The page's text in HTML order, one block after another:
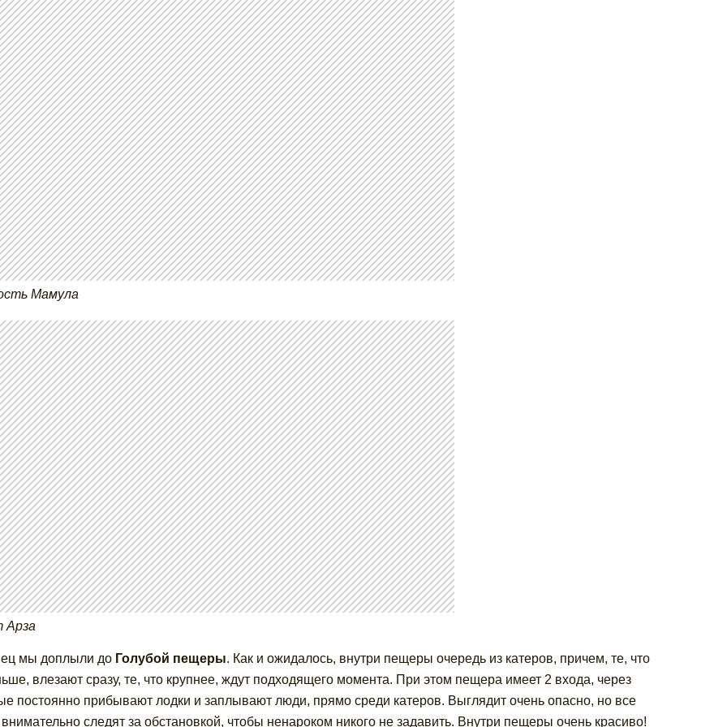
Мамула
Арза
мы доплыли до Голубой пещеры. Как и ожидалось, внутри пещеры очередь из катеров, причем, те, что
влезают сразу, те, что крупнее, ждут подходящего момента. При этом пещера имеет 2 входа, через
постоянно прибывают лодки и заплывают люди, прямо среди катеров. Выглядит очень опасно, но все
следят за обстановкой, чтобы ненароком никого не задавить. Внутри пещеры очень красиво!